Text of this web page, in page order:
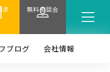
求 無料相談会
ブログ 会社情報